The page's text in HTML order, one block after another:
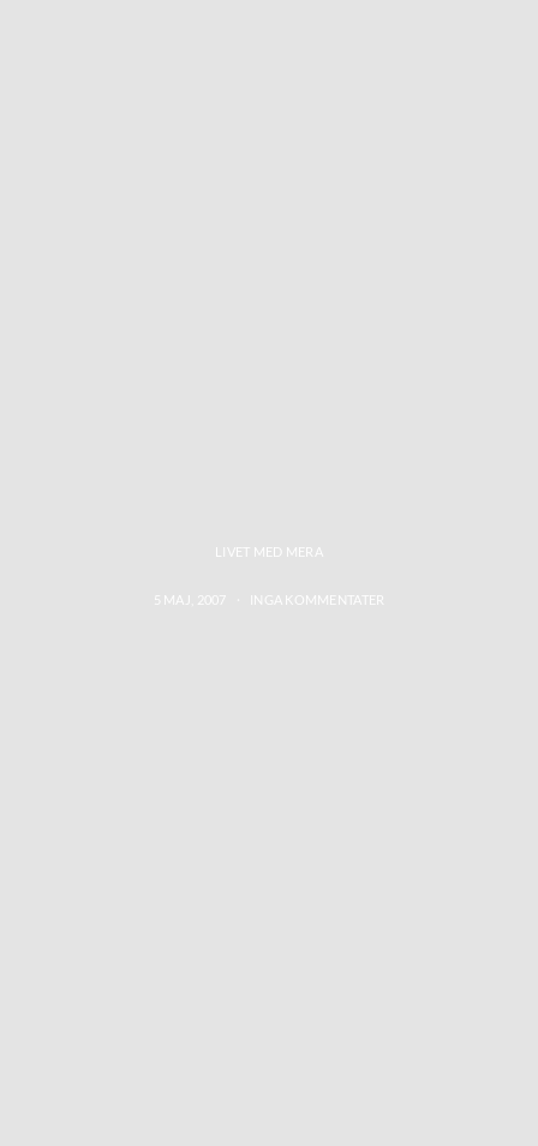
LIVET MED MERA
5 MAJ, 2007 INGA KOMMENTATER